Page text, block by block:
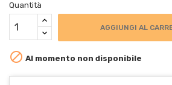
Quantità
AGGIUNGI AL
 Al momento non disponibile